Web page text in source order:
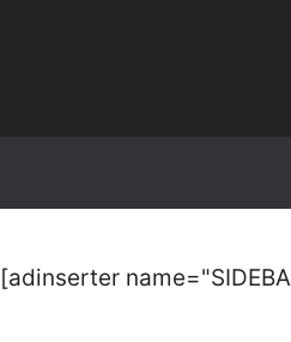
[adinserter